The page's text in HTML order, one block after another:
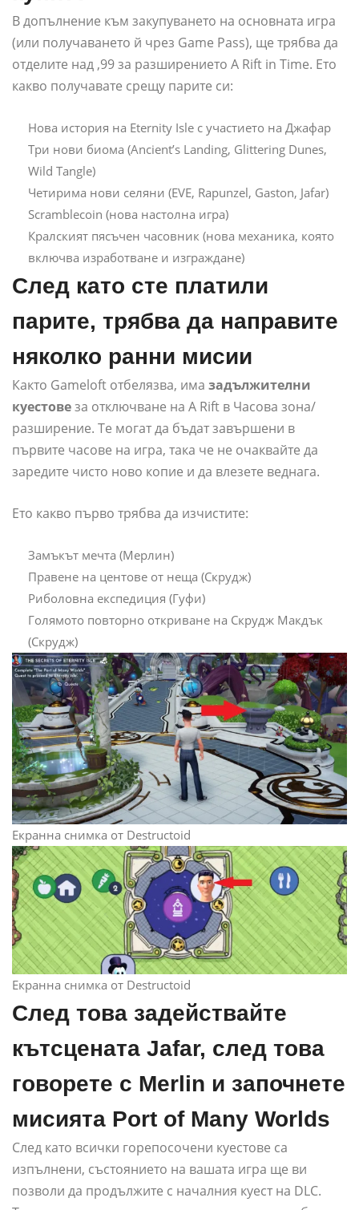
В допълнение към закупуването на основната игра
(или получаването й чрез Game Pass), ще трябва да
отделите над ,99 за разширението A Rift in Time. Ето
какво получавате срещу парите си:
Нова история на Eternity Isle с участието на Джафар
Три нови биома (Ancient’s Landing, Glittering Dunes,
Wild Tangle)
Четирима нови селяни (EVE, Rapunzel, Gaston, Jafar)
Scramblecoin (нова настолна игра)
Кралският пясъчен часовник (нова механика, която
включва изработване и изграждане)
След като сте платили
парите, трябва да направите
няколко ранни мисии
Както Gameloft отбелязва, има задължителни
куестовеза отключване на A Rift в Часова зона/
разширение. Те могат да бъдат завършени в
първите часове на игра, така че не очаквайте да
заредите чисто ново копие и да влезете веднага.
Ето какво първо трябва да изчистите:
Замъкът мечта (Мерлин)
Правене на центове от неща (Скрудж)
Риболовна експедиция (Гуфи)
Голямото повторно откриване на Скрудж Макдък
(Скрудж)
Екранна снимка от Destructoid
Екранна снимка от Destructoid
След това задействайте
кътсцената Jafar, след това
говорете с Merlin и започнете
мисията Port of Many Worlds
След като всички горепосочени куестове са
изпълнени, състоянието на вашата игра ще ви
позволи да продължите с началния куест на DLC.